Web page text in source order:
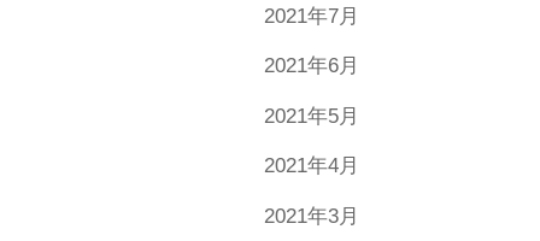
2021年7月
2021年6月
2021年5月
2021年4月
2021年3月